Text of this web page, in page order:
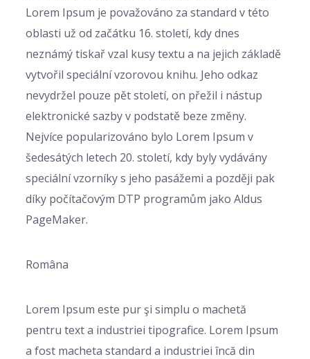
Lorem Ipsum je považováno za standard v této
oblasti už od začátku 16. století, kdy dnes
neznámý tiskař vzal kusy textu a na jejich základě
vytvořil speciální vzorovou knihu. Jeho odkaz
nevydržel pouze pět století, on přežil i nástup
elektronické sazby v podstatě beze změny.
Nejvíce popularizováno bylo Lorem Ipsum v
šedesátých letech 20. století, kdy byly vydávány
speciální vzorníky s jeho pasážemi a později pak
díky počítačovým DTP programům jako Aldus
PageMaker.
Româna
Lorem Ipsum este pur şi simplu o machetă
pentru text a industriei tipografice. Lorem Ipsum
a fost macheta standard a industriei încă din